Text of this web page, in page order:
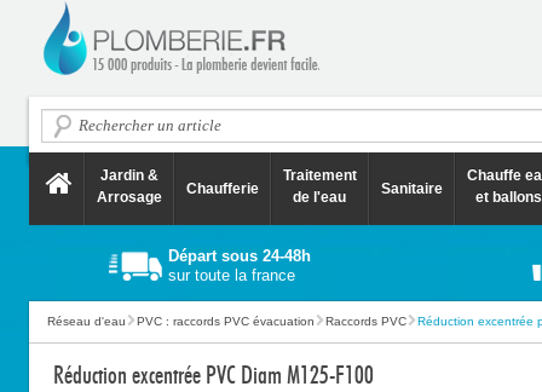
Jardin &
Arrosage
Chaufferie
Traitement
de l'eau
Sanitaire
Chauffe
et ballons
Départ sous 24-48h
sur toute la france
Réseau d'eau PVC : raccords PVC évacuation Raccords PVC Réduction excentrée
Réduction excentrée PVC Diam M125-F100